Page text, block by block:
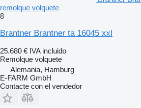
remolque volquete
8
Brantner Brantner ta 16045 xxl
25.680 € IVA incluido
Remolque volquete
Alemania, Hamburg
E-FARM GmbH
Contacte con el vendedor